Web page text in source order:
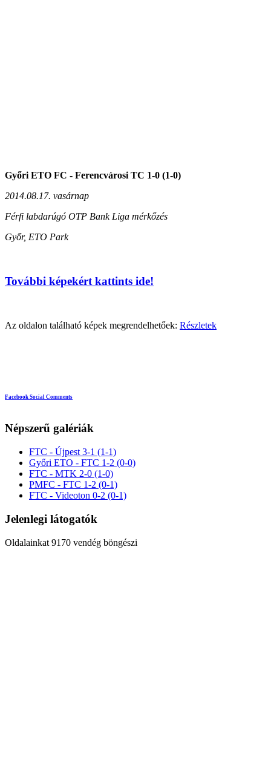
Győri ETO FC - Ferencvárosi TC 1-0 (1-0)
2014.08.17. vasárnap
Férfi labdarúgó OTP Bank Liga mérkőzés
Győr, ETO Park
További képekért kattints ide!
Az oldalon található képek megrendelhetőek: Részletek
Facebook Social Comments
Népszerű galériák
FTC - Újpest 3-1 (1-1)
Győri ETO - FTC 1-2 (0-0)
FTC - MTK 2-0 (1-0)
PMFC - FTC 1-2 (0-1)
FTC - Videoton 0-2 (0-1)
Jelenlegi látogatók
Oldalainkat 9170 vendég böngészi